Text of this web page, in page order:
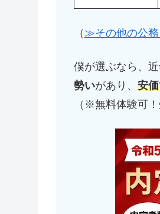
（ ≫その他の公務
僕が選ぶなら、
勢いがあり、 安
（※無料体験可